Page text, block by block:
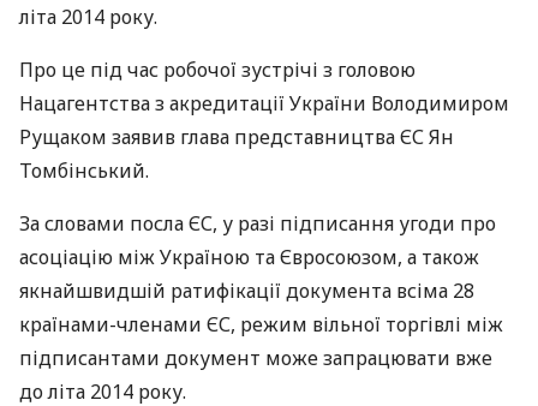
літа 2014 року.
Про це під час робочої зустрічі з головою
Нацагентства з акредитації України Володимиром
Рущаком заявив глава представництва ЄС Ян
Томбінський.
За словами посла ЄС, у разі підписання угоди про
асоціацію між Україною та Євросоюзом, а також
якнайшвидшій ратифікації документа всіма 28
країнами-членами ЄС, режим вільної торгівлі між
підписантами документ може запрацювати вже
до літа 2014 року.